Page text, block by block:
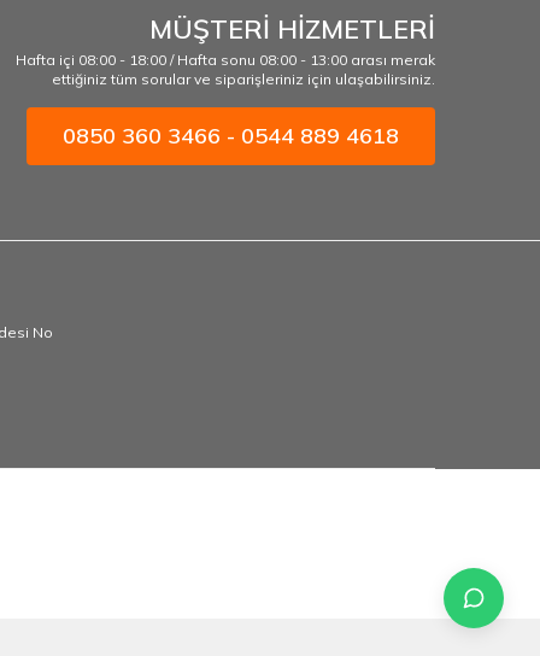
MÜŞTERİ HİZMETLERİ
Hafta içi 08:00 - 18:00 / Hafta sonu 08:00 - 13:00 arası merak
ettiğiniz tüm sorular ve siparişleriniz için ulaşabilirsiniz.
0850 360 3466 - 0544 889 4618
No